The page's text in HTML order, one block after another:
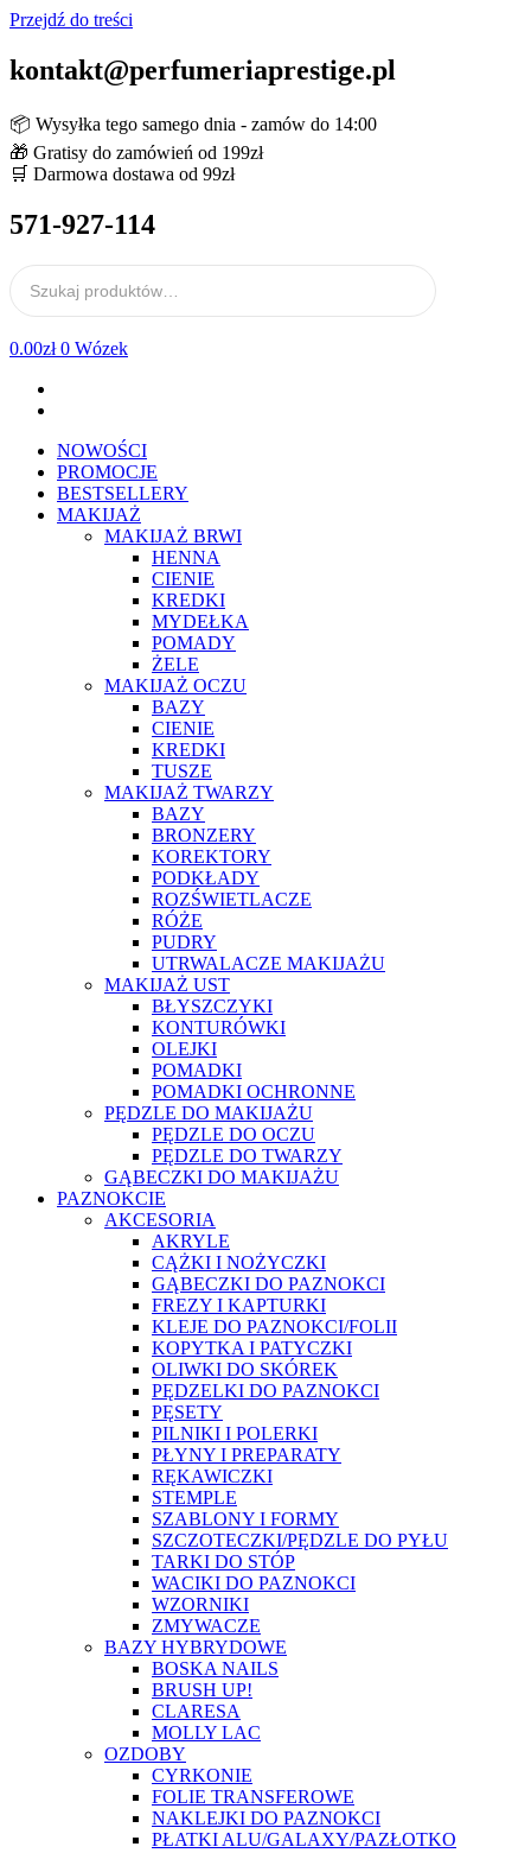
Przejdź do treści
kontakt@perfumeriaprestige.pl
📦 Wysyłka tego samego dnia - zamów do 14:00
🎁 Gratisy do zamówień od 199zł
🛒 Darmowa dostawa od 99zł
571-927-114
0.00zł 0 Wózek
NOWOŚCI
PROMOCJE
BESTSELLERY
MAKIJAŻ
MAKIJAŻ BRWI
HENNA
CIENIE
KREDKI
MYDEŁKA
POMADY
ŻELE
MAKIJAŻ OCZU
BAZY
CIENIE
KREDKI
TUSZE
MAKIJAŻ TWARZY
BAZY
BRONZERY
KOREKTORY
PODKŁADY
ROZŚWIETLACZE
RÓŻE
PUDRY
UTRWALACZE MAKIJAŻU
MAKIJAŻ UST
BŁYSZCZYKI
KONTURÓWKI
OLEJKI
POMADKI
POMADKI OCHRONNE
PĘDZLE DO MAKIJAŻU
PĘDZLE DO OCZU
PĘDZLE DO TWARZY
GĄBECZKI DO MAKIJAŻU
PAZNOKCIE
AKCESORIA
AKRYLE
CĄŻKI I NOŻYCZKI
GĄBECZKI DO PAZNOKCI
FREZY I KAPTURKI
KLEJE DO PAZNOKCI/FOLII
KOPYTKA I PATYCZKI
OLIWKI DO SKÓREK
PĘDZELKI DO PAZNOKCI
PĘSETY
PILNIKI I POLERKI
PŁYNY I PREPARATY
RĘKAWICZKI
STEMPLE
SZABLONY I FORMY
SZCZOTECZKI/PĘDZLE DO PYŁU
TARKI DO STÓP
WACIKI DO PAZNOKCI
WZORNIKI
ZMYWACZE
BAZY HYBRYDOWE
BOSKA NAILS
BRUSH UP!
CLARESA
MOLLY LAC
OZDOBY
CYRKONIE
FOLIE TRANSFEROWE
NAKLEJKI DO PAZNOKCI
PŁATKI ALU/GALAXY/PAZŁOTKO